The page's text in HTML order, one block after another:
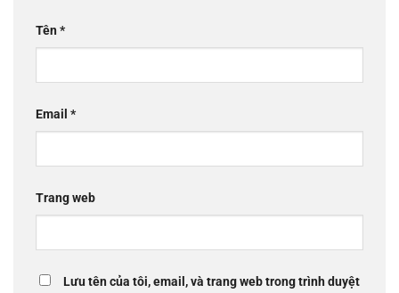
Tên*
Email *
Trang web
Lưu tên của tôi, email, và trang web trong trình duyệt